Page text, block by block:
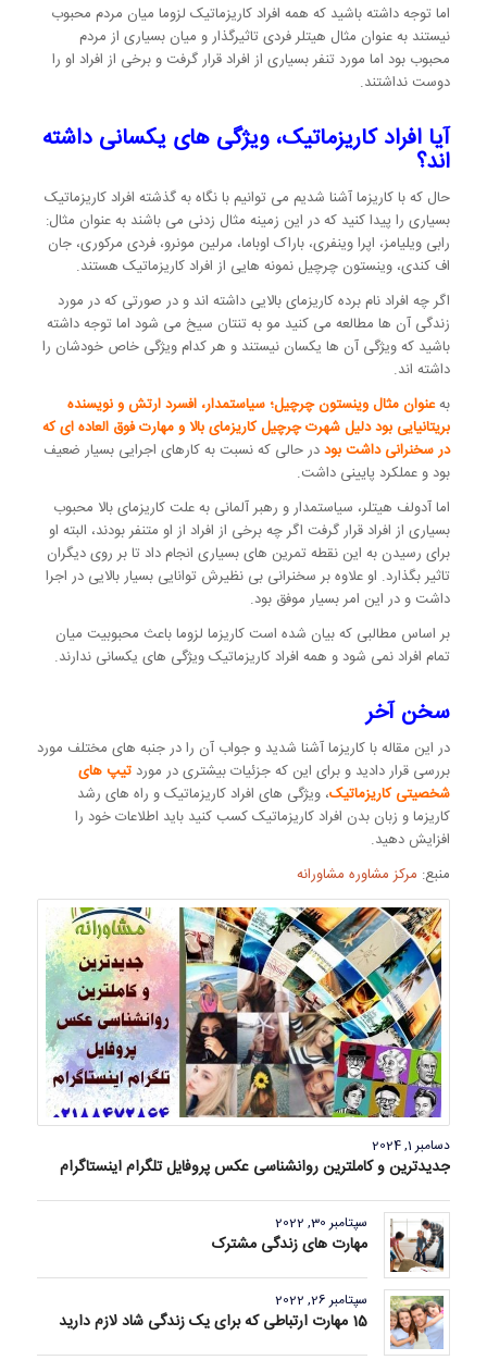
اما توجه داشته باشید که همه افراد کاریزماتیک لزوما میان مردم محبوب
نیستند به عنوان مثال هیتلر فردی تاثیرگذار و میان بسیاری از مردم
محبوب بود اما مورد تنفر بسیاری از افراد قرار گرفت و برخی از افراد او را
دوست نداشتند.
آیا افراد کاریزماتیک، ویژگی های یکسانی داشته
اند؟
حال که با کاریزما آشنا شدیم می توانیم با نگاه به گذشته افراد کاریزماتیک
بسیاری را پیدا کنید که در این زمینه مثال زدنی می باشند به عنوان مثال:
رابی ویلیامز، اپرا وینفری، باراک اوباما، مرلین مونرو، فردی مرکوری، جان
اف کندی، وینستون چرچیل نمونه هایی از افراد کاریزماتیک هستند.
اگر چه افراد نام برده کاریزمای بالایی داشته اند و در صورتی که در مورد
زندگی آن ها مطالعه می کنید مو به تنتان سیخ می شود اما توجه داشته
باشید که ویژگی آن ها یکسان نیستند و هر کدام ویژگی خاص خودشان را
داشته اند.
بهعنوان مثال وینستون چرچیل؛ سیاستمدار، افسرد ارتش و نویسنده
بریتانیایی بود دلیل شهرت چرچیل کاریزمای بالا و مهارت فوق العاده ای که
در سخنرانی داشت بوددر حالی که نسبت به کارهای اجرایی بسیار ضعیف
بود و عملکرد پایینی داشت.
اما آدولف هیتلر، سیاستمدار و رهبر آلمانی به علت کاریزمای بالا محبوب
بسیاری از افراد قرار گرفت اگر چه برخی از افراد از او متنفر بودند، البته او
برای رسیدن به این نقطه تمرین های بسیاری انجام داد تا بر روی دیگران
تاثیر بگذارد. او علاوه بر سخنرانی بی نظیرش توانایی بسیار بالایی در اجرا
داشت و در این امر بسیار موفق بود.
بر اساس مطالبی که بیان شده است کاریزما لزوما باعث محبوبیت میان
تمام افراد نمی شود و همه افراد کاریزماتیک ویژگی های یکسانی ندارند.
سخن آخر
در این مقاله با کاریزما آشنا شدید و جواب آن را در جنبه های مختلف مورد
بررسی قرار دادید و برای این که جزئیات بیشتری در مورد تیپ های
شخصیتی کاریزماتیک، ویژگی های افراد کاریزماتیک و راه های رشد
کاریزما و زبان بدن افراد کاریزماتیک کسب کنید باید اطلاعات خود را
افزایش دهید.
منبع: مرکز مشاوره مشاورانه
دسامبر 1, 2024
جدیدترین و کاملترین روانشناسی عکس پروفایل تلگرام اینستاگرام
سپتامبر 30, 2022
مهارت های زندگی مشترک
سپتامبر 26, 2022
15 مهارت ارتباطی که برای یک زندگی شاد لازم دارید